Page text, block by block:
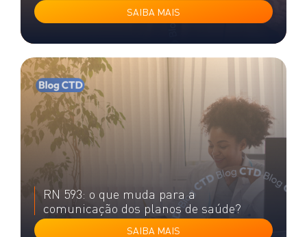
SAIBA MAIS
SAIBA MAIS
RN 593: o que muda para a
comunicação dos planos de saúde?